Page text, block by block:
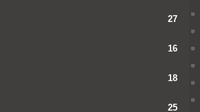
27
16
18
25